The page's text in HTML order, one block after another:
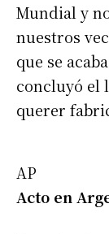
Mundial y
nuestros
que se
concluyó el
querer
AP
Acto en